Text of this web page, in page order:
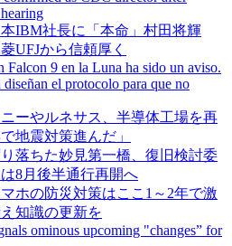
本IBM社長に「本命」村田将輝
UFJから信頼厚く
Falcon 9 en la Luna ha sido un aviso.
el protocolo para que no
ニーやルネサス、半導体工場を再
地震対策進んだ」
落ちた妙見第一橋、復旧検討委
8月後半通行再開へ
ホの防災対策はここ1～2年で激
知識の更新を
ominous upcoming "changes” for